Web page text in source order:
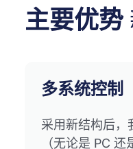
主要优势
多系统控制
采用新结构后，
（无论是 PC